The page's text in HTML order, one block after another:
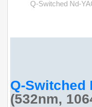
Q-Switched Nd-
Q-Switched
(532nm,